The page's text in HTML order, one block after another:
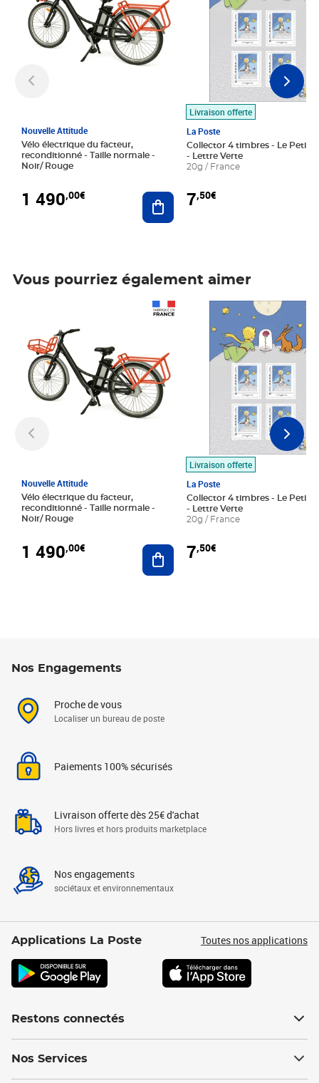
Nouvelle Attitude
Vélo électrique du facteur,
reconditionné - Taille normale -
Noir/ Rouge
1 490,00€ Ajouter au panier
Livraison offerte
La Poste
Collector 4 timbres - Le Petit
- Lettre Verte
20g / France
7,50€
Vous pourriez également aimer
Nouvelle Attitude
Vélo électrique du facteur,
reconditionné - Taille normale -
Noir/ Rouge
1 490,00€ Ajouter au panier
Livraison offerte
La Poste
Collector 4 timbres - Le Petit
- Lettre Verte
20g / France
7,50€
Prix 7,50€
Nos Engagements
Proche de vous
Localiser un bureau de poste
Paiements 100% sécurisés
Livraison offerte dès 25€ d'achat
Hors livres et hors produits marketplace
Nos engagements
sociétaux et environnementaux
Applications La Poste Toutes nos applications
Restons connectés
Nos Services